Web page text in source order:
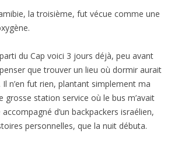
la troisième, fut vécue comme une
du Cap voici 3 jours déjà, peu avant
que trouver un lieu où dormir aurait
n’en fut rien, plantant simplement ma
grosse station service où le bus m’avait
accompagné d’un backpackers israélien,
personnelles, que la nuit débuta.